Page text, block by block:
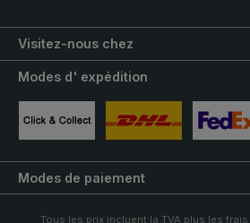
Visitez-nous chez
Modes d' expédition
Modes de paiement
Tous les prix incluent la TVA plus les frais